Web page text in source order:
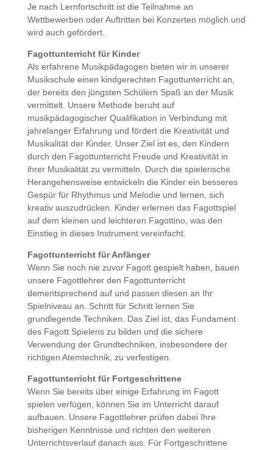
Je nach Lernfortschritt ist die Teilnahme an
Wettbewerben oder Auftritten bei Konzerten möglich und
wird auch gefördert.
Fagottunterricht für Kinder
Als erfahrene Musikpädagogen bieten wir in unserer
Musikschule einen kindgerechten Fagottunterricht an,
der bereits den jüngsten Schülern Spaß an der Musik
vermittelt. Unsere Methode beruht auf
musikpädagogischer Qualifikation in Verbindung mit
jahrelanger Erfahrung und fördert die Kreativität und
Musikalität der Kinder. Unser Ziel ist es, den Kindern
durch den Fagottunterricht Freude und Kreativität in
ihrer Musikalität zu vermitteln. Durch die spielerische
Herangehensweise entwickeln die Kinder ein besseres
Gespür für Rhythmus und Melodie und lernen, sich
kreativ auszudrücken. Kinder erlernen das Fagottspiel
auf dem kleinen und leichteren Fagottino, was den
Einstieg in dieses Instrument vereinfacht.
Fagottunterricht für Anfänger
Wenn Sie noch nie zuvor Fagott gespielt haben, bauen
unsere Fagottlehrer den Fagottunterricht
dementsprechend auf und passen diesen an Ihr
Spielniveau an. Schritt für Schritt lernen Sie
grundlegende Techniken. Das Ziel ist, das Fundament
des Fagott Spielens zu bilden und die sichere
Verwendung der Grundtechniken, insbesondere der
richtigen Atemtechnik, zu verfestigen.
Fagottunterricht für Fortgeschrittene
Wenn Sie bereits über einige Erfahrung im Fagott
spielen verfügen, können Sie im Unterricht darauf
aufbauen. Unsere Fagottlehrer prüfen dabei Ihre
bisherigen Kenntnisse und richten den weiteren
Unterrichtsverlauf danach aus. Für Fortgeschrittene